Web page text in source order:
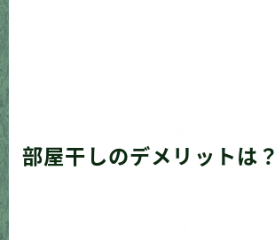
部屋干しのデメリットは？